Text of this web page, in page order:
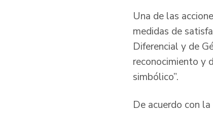
Una de las
medidas de
Diferencial y de
reconocimiento y
simbólico”.
De acuerdo con